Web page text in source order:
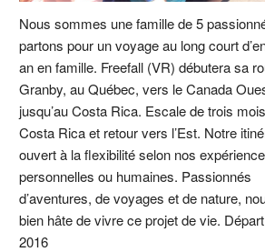
Nous sommes une famille de 5
partons pour un voyage au long court
an en famille. Freefall (VR) débutera sa
Granby, au Québec, vers le Canada
jusqu’au Costa Rica. Escale de trois
Costa Rica et retour vers l’Est. Notre
ouvert à la flexibilité selon nos
personnelles ou humaines. Passionnés
d’aventures, de voyages et de nature,
bien hâte de vivre ce projet de vie.
2016